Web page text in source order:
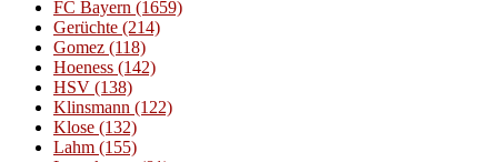
FC Bayern (1659)
Gerüchte (214)
Gomez (118)
Hoeness (142)
HSV (138)
Klinsmann (122)
Klose (132)
Lahm (155)